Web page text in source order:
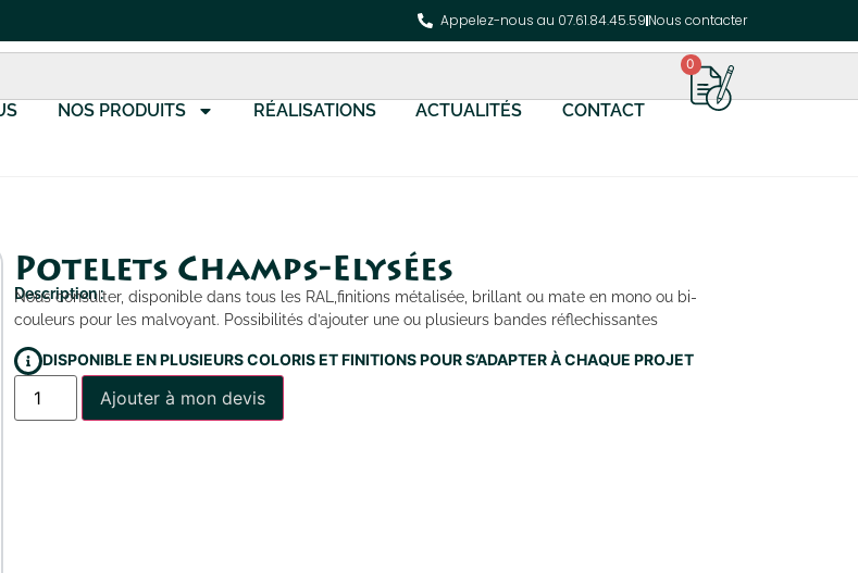
Appelez-nous au 07.61.84.45.59 Nous contacter
NOS PRODUITS RÉALISATIONS ACTUALITÉS CONTACT
0
Potelets Champs-Elysées
Description :
Nous consulter, disponible dans tous les RAL,finitions métalisée, brillant ou mate en mono ou bi-
couleurs pour les malvoyant. Possibilités d’ajouter une ou plusieurs bandes réflechissantes
DISPONIBLE EN PLUSIEURS COLORIS ET FINITIONS POUR S’ADAPTER À CHAQUE PROJET
Ajouter à mon devis